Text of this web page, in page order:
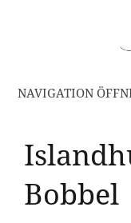
NAVIGATION
Bobbel